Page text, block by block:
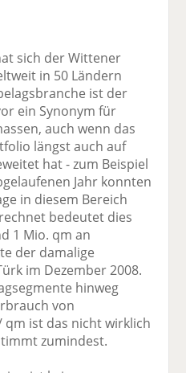
sich der Wittener
in 50 Ländern
ist der
ein Synonym für
auch wenn das
längst auch auf
hat - zum Beispiel
Jahr konnten
in diesem Bereich
bedeutet dies
1 Mio. qm an
der damalige
im Dezember 2008.
hinweg
von
ist das nicht wirklich
zumindest.